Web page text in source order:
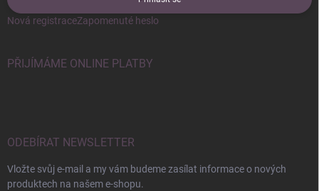
Nová registraceZapomenuté heslo
PŘIJÍMÁME ONLINE PLATBY
ODEBÍRAT NEWSLETTER
Vložte svůj e-mail a my vám budeme zasílat informace o nových
produktech na našem e-shopu.